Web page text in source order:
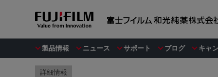
製品情報 ニュース サポート ブログ キャ
詳細情報